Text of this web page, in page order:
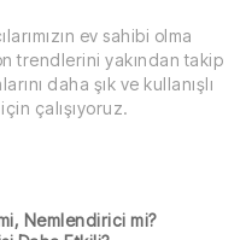
ev sahibi olma
trendlerini yakından takip
daha şık ve kullanışlı
çalışıyoruz.
Nemlendirici mi?